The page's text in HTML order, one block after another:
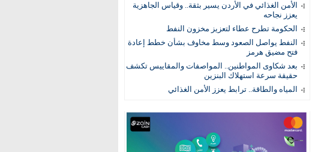
الأمن الغذائي في الأردن يسير بثقة.. وقياس الجاهزية
يعزز نجاحه
الحكومة تطرح عطاء لتعزيز مخزون النفط
النفط يواصل الصعود وسط مخاوف بشأن خطط إعادة
فتح مضيق هرمز
بعد شكاوى المواطنين.. المواصفات والمقاييس تكشف
حقيقة سرعة استهلاك البنزين
المياه والطاقة.. ترابط يعزز الأمن الغذائي